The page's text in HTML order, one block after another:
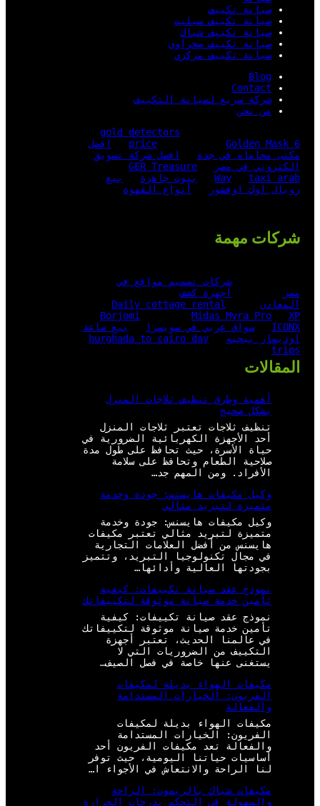
صيانة تكييف
صيانة تكييف سبليت
صيانة تكييف شباك
صيانة تكييف صحراوي
صيانة تكييف مركزي
Blog
Contact
شركة سريع لصيانة التكييف
من نحن
gold detectors
price
Golden Mask 6
افضل
مكتب محاماه في جدة
افضل شركة تسويق
الكتروني في مصر
GER Treasure
Way
taxi arab بيوت جاهزة
بيع
رويال اوك اوفشور
أنواع القهوة
شركات مهمة
شركات تصميم مواقع في
مصر
اجهزة كشف
المعادن
Daily cottage rental
Borjomi
Midas Myra Pro
XP
ICONX
سواق عربي في سويسرا
بيع ساعة
اوديمار بيجيه
hurghada to cairo day
trips
المقالات
أهمية وطرق تنظيف ثلاجات المنزل
بشكل صحيح
تنظيف ثلاجات تعتبر ثلاجات المنزل
أحد الأجهزة الكهربائية الضرورية في
حياة الأسرة، حيث تحافظ على طول مدة
صلاحية الطعام وتحافظ على سلامة
الأفراد. ومن المهم جد…
وكيل مكيفات هايسنس: جودة وخدمة
متميزة لتبريد مثالي
وكيل مكيفات هايسنس: جودة وخدمة
متميزة لتبريد مثالي تعتبر مكيفات
هايسنس من أفضل العلامات التجارية
في مجال تكنولوجيا التبريد، وتتميز
بجودتها العالية وأدائها…
نموذج عقد صيانة تكييفات: كيفية
تأمين خدمة صيانة موثوقة لتكييفاتك
نموذج عقد صيانة تكييفات: كيفية
تأمين خدمة صيانة موثوقة لتكييفاتك
في عالمنا الحديث، تعتبر أجهزة
التكييف من الضروريات التي لا
يستغنى عنها خاصة في فصل الصيف…
مكيفات الهواء بديلة لمكيفات
الفريون: الخيارات المستدامة
والفعالة
مكيفات الهواء بديلة لمكيفات
الفريون: الخيارات المستدامة
والفعالة تعد مكيفات الفريون أحد
أساسيات حياتنا اليومية، حيث توفر
لنا الراحة والانتعاش في الأجواء ا…
مكيفات شباك بالريموت: الراحة
والسهولة في التحكم بدرجات الحرارة